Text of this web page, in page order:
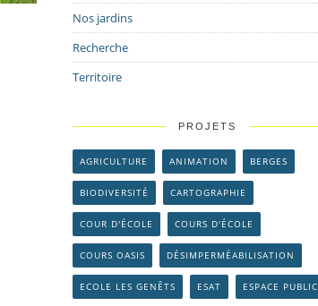
Nos jardins
Recherche
Territoire
PROJETS
AGRICULTURE ANIMATION BERGES
BIODIVERSITÉ CARTOGRAPHIE
COUR D'ÉCOLE COURS D'ÉCOLE
COURS OASIS DÉSIMPERMÉABILISATION
ECOLE LES GENÊTS ESAT ESPACE PUBLIC